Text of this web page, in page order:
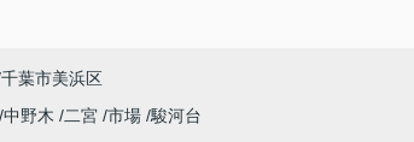
千葉市美浜区
中野木 二宮 市場 駿河台